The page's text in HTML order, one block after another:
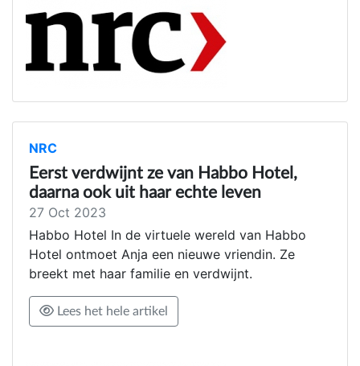
NRC
Eerst verdwijnt ze van Habbo Hotel,
daarna ook uit haar echte leven
27 Oct 2023
Habbo Hotel In de virtuele wereld van Habbo
Hotel ontmoet Anja een nieuwe vriendin. Ze
breekt met haar familie en verdwijnt.
Lees het hele artikel